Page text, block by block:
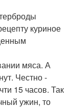
куриное
мяса. А
Честно -
15 часов. Так
ужин, то